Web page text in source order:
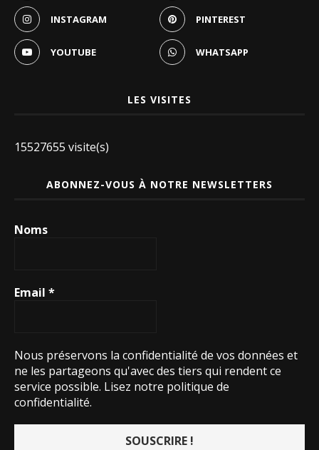
INSTAGRAM PINTEREST
YOUTUBE WHATSAPP
LES VISITES
15527655 visite(s)
ABONNEZ-VOUS À NOTRE NEWSLETTERS
Noms
Email *
Nous préservons la confidentialité de vos données et
ne les partageons qu'avec des tiers qui rendent ce
service possible. Lisez notre politique de
confidentialité.